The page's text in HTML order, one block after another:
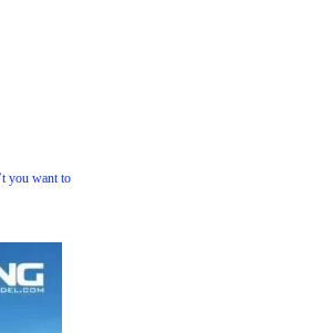
you want to